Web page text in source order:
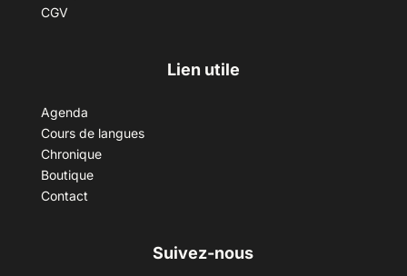
CGV
Lien utile
Agenda
Cours de langues
Chronique
Boutique
Contact
Suivez-nous